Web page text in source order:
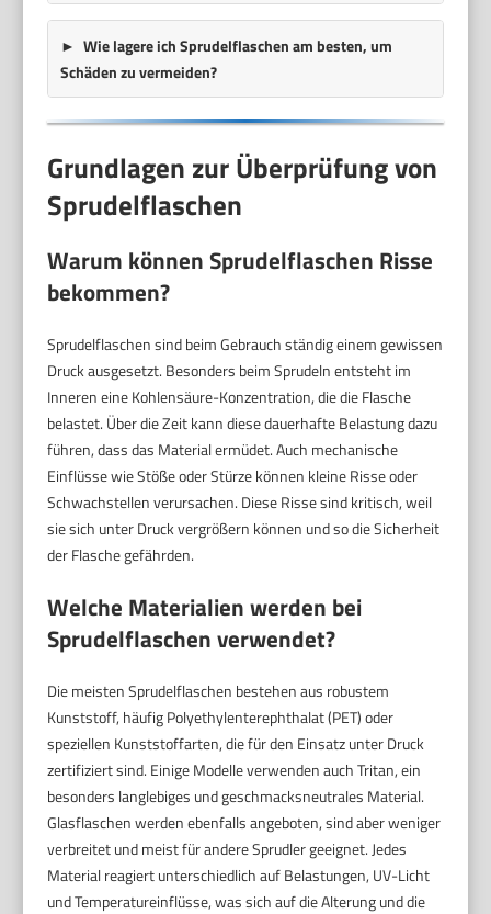
Wie lagere ich Sprudelflaschen am besten, um
Schäden zu vermeiden?
Grundlagen zur Überprüfung von
Sprudelflaschen
Warum können Sprudelflaschen Risse
bekommen?
Sprudelflaschen sind beim Gebrauch ständig einem gewissen
Druck ausgesetzt. Besonders beim Sprudeln entsteht im
Inneren eine Kohlensäure-Konzentration, die die Flasche
belastet. Über die Zeit kann diese dauerhafte Belastung dazu
führen, dass das Material ermüdet. Auch mechanische
Einflüsse wie Stöße oder Stürze können kleine Risse oder
Schwachstellen verursachen. Diese Risse sind kritisch, weil
sie sich unter Druck vergrößern können und so die Sicherheit
der Flasche gefährden.
Welche Materialien werden bei
Sprudelflaschen verwendet?
Die meisten Sprudelflaschen bestehen aus robustem
Kunststoff, häufig Polyethylenterephthalat (PET) oder
speziellen Kunststoffarten, die für den Einsatz unter Druck
zertifiziert sind. Einige Modelle verwenden auch Tritan, ein
besonders langlebiges und geschmacksneutrales Material.
Glasflaschen werden ebenfalls angeboten, sind aber weniger
verbreitet und meist für andere Sprudler geeignet. Jedes
Material reagiert unterschiedlich auf Belastungen, UV-Licht
und Temperatureinflüsse, was sich auf die Alterung und die